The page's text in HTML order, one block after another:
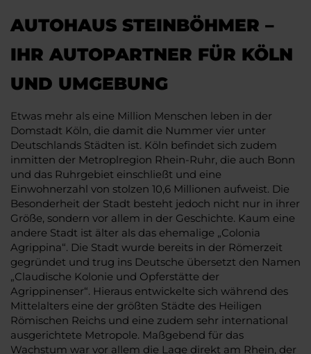
AUTOHAUS STEINBÖHMER –
IHR AUTOPARTNER FÜR KÖLN
UND UMGEBUNG
Etwas mehr als eine Million Menschen leben in der
Domstadt Köln, die damit die Nummer vier unter
Deutschlands Städten ist. Köln befindet sich zudem
inmitten der Metroplregion Rhein-Ruhr, die auch Bonn
und das Ruhrgebiet einschließt und eine
Einwohnerzahl von stolzen 10,6 Millionen aufweist. Die
Besonderheit der Stadt besteht jedoch nicht nur in ihrer
Größe, sondern vor allem in der Geschichte. Kaum eine
andere Stadt ist älter als das ehemalige „Colonia
Agrippina“. Die Stadt wurde bereits in der Römerzeit
gegründet und trug ins Deutsche übersetzt den Namen
„Claudische Kolonie und Opferstätte der
Agrippinenser“. Hieraus entwickelte sich während des
Mittelalters eine der größten Städte des Heiligen
Römischen Reichs und eine zudem sehr international
ausgerichtete Metropole. Maßgebend für das
Wachstum war vor allem die Lage direkt am Rhein, der